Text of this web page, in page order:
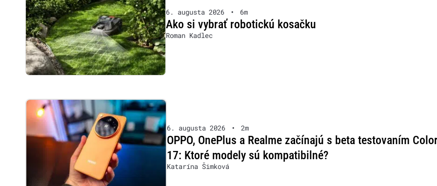
6. augusta 2026 • 6m
Ako si vybrať robotickú kosačku
Roman Kadlec
6. augusta 2026 • 2m
OPPO, OnePlus a Realme začínajú s beta testovaním
17: Ktoré modely sú kompatibilné?
Katarína Šimková